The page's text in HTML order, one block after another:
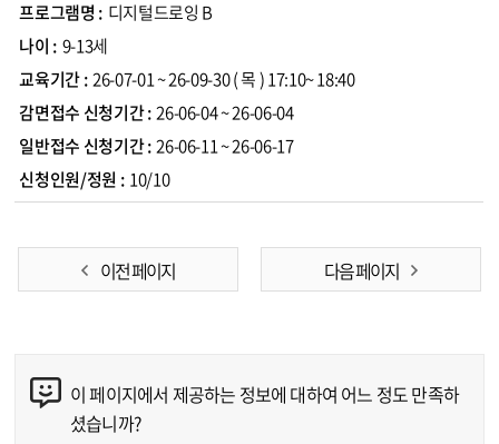
디지털드로잉 B
9-13세
26-07-01 ~ 26-09-30( 목 )17:10~ 18:40
26-06-04 ~ 26-06-04
26-06-11 ~ 26-06-17
10/10
이전 페이지 다음 페이지
이 페이지에서 제공하는 정보에 대하여 어느 정도 만족하
셨습니까?